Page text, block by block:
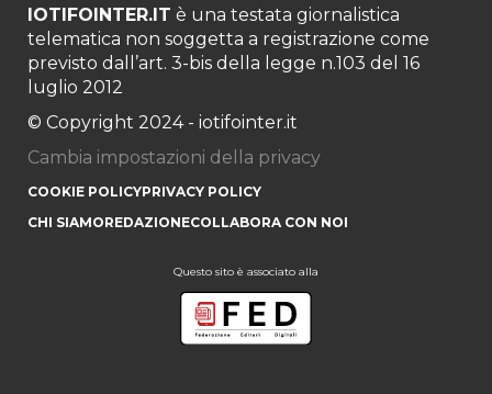
IOTIFOINTER.IT è una testata giornalistica
telematica non soggetta a registrazione come
previsto dall’art. 3-bis della legge n.103 del 16
luglio 2012
© Copyright 2024 - iotifointer.it
Cambia impostazioni della privacy
COOKIE POLICYPRIVACY POLICY
CHI SIAMOREDAZIONECOLLABORA CON NOI
Questo sito è associato alla